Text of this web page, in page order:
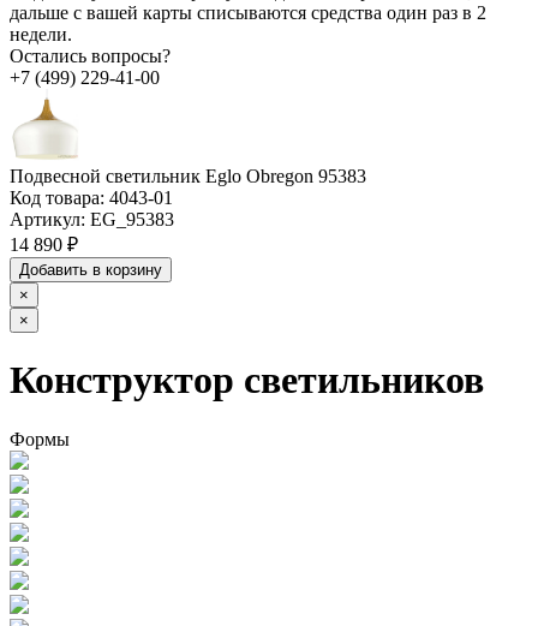
дальше с вашей карты списываются средства один раз в 2
недели.
Остались вопросы?
+7 (499) 229-41-00
Подвесной светильник Eglo Obregon 95383
Код товара: 4043-01
Артикул: EG_95383
14 890 ₽
Добавить в корзину
×
×
Конструктор светильников
Формы